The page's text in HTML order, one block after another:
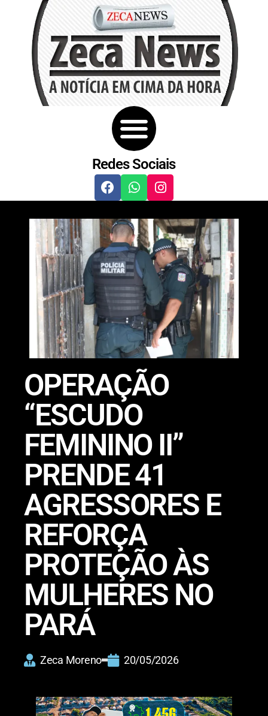
Redes Sociais
OPERAÇÃO
“ESCUDO
FEMININO II”
PRENDE 41
AGRESSORES E
REFORÇA
PROTEÇÃO ÀS
MULHERES NO
PARÁ
Zeca Moreno 20/05/2026